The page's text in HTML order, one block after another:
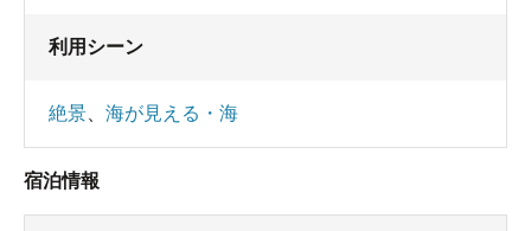
利用シーン
絶景 海が見える・海
宿泊情報